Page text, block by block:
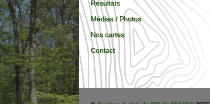
Résultats
Médias / Photos
Nos cartes
Contact